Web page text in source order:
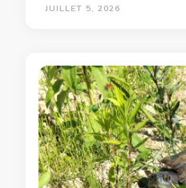
JUILLET 5, 2026